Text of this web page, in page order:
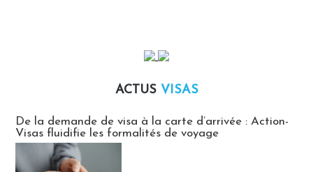
ACTUS VISAS
De la demande de visa à la carte d’arrivée : Action-
Visas fluidifie les formalités de voyage